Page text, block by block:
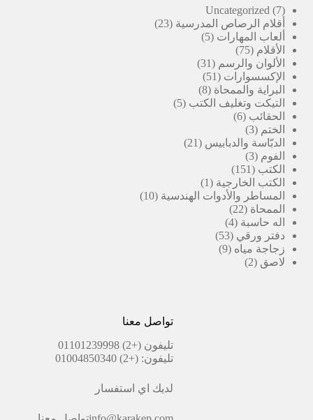
Uncategorized
7
7
منتجات
أقلام الرصاص المدرسية 23
23
ألعاب المهارات 5
5
الأقلام 75
75
منتج
الألوان والرسم 31
31
الإكسسوارات 51
51
منتج
البراية والممحاة 8
8
منتجاتالتيكت وتغليف الكتب 5
5
الحقائب 6
6
الختم 3
3
منتجات
الدبّاسة والدبابيس 21
21
الفوم 3
3
منتجات
الكتب 151
151
منتج
الكتب الخارجية 1
منتج
المساطر والأدوات الهندسية 10
10
الممحاة 22
22
منتج
اله حاسبة 4
4
منتجات
دفتر ورقي 53
53
منتج
زجاجة مياه 9
9
لاصق 2
2
تواصل معنا
تليفون(+2) 01101239998
تليفون: (+2) 01004850340
لديك اي استفسار